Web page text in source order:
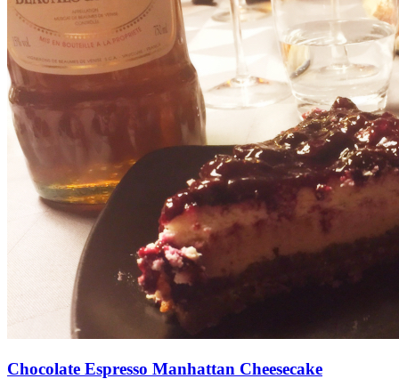
Chocolate Espresso Manhattan Cheesecake